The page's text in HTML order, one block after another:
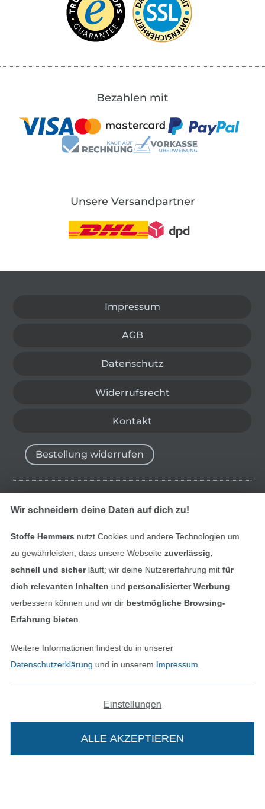
Bezahlen mit
Unsere Versandpartner
Impressum
AGB
Datenschutz
Widerrufsrecht
Kontakt
Alle Preise inkl. der gesetzl. MwSt.
Die durchgestrichenen Preise entsprechen dem
bisherigen Preis bei Stoffe Hemmers.
Bestellung widerrufen
Finde mehr Inspiration
Deutsch
Nederlands
In den niederländischen
Français
In den
Wir schneidern deine Daten auf dich zu!
Stoffe Hemmers nutzt Cookies und andere Technologien um
zu gewährleisten, dass unsere Webseite zuverlässig,
schnell und sicherläuft; wir deine Nutzererfahrung mitfür
dich relevanten Inhalten und personalisierter Werbung
verbessern können und wir dir bestmögliche Browsing-
Erfahrung bieten
Weitere Informationen findest du in unserer
Datenschutzerklärung und in unserem Impressum
Einstellungen
ALLE AKZEPTIEREN